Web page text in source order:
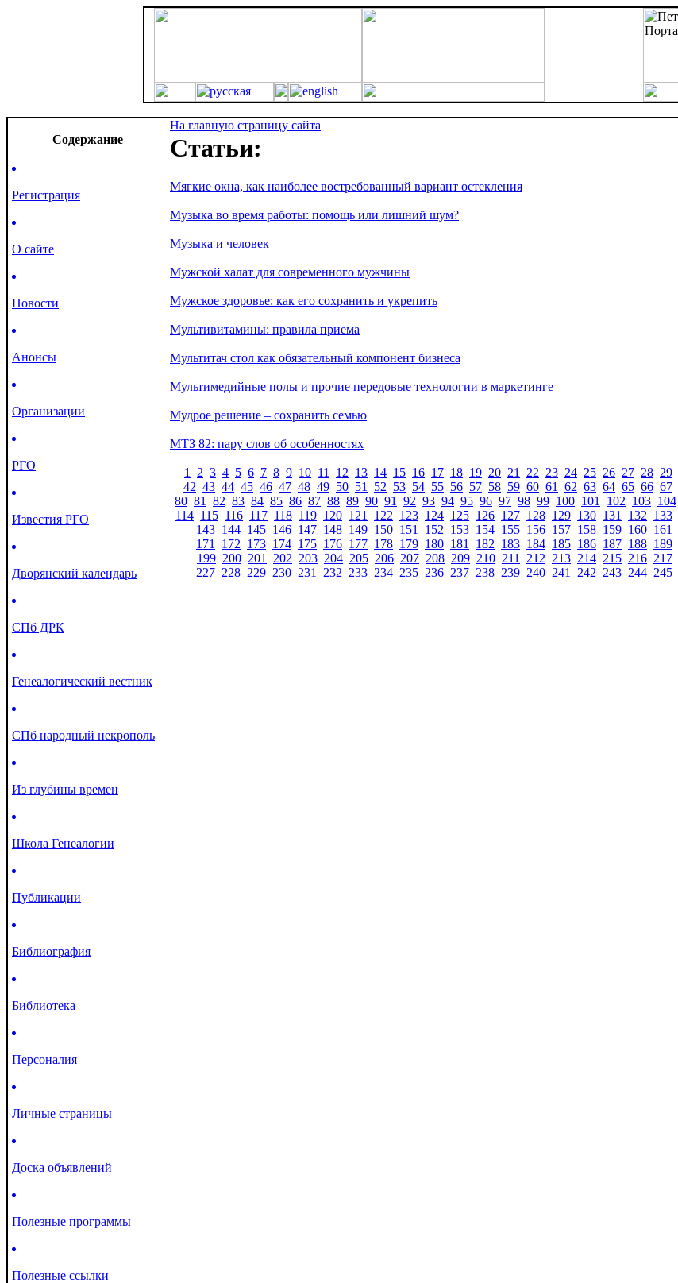
Cодержание
Регистрация
О сайте
Новости
Анонсы
Организации
РГО
Известия РГО
Дворянский календарь
СПб ДРК
Генеалогический вестник
СПб народный некрополь
Из глубины времен
Школа Генеалогии
Публикации
Библиография
Библиотека
Персоналия
Личные страницы
Доска объявлений
Полезные программы
Полезные ссылки
На главную страницу сайта
Статьи:
Мягкие окна, как наиболее востребованный вариант остекления
Музыка во время работы: помощь или лишний шум?
Музыка и человек
Мужской халат для современного мужчины
Мужское здоровье: как его сохранить и укрепить
Мультивитамины: правила приема
Мультитач стол как обязательный компонент бизнеса
Мультимедийные полы и прочие передовые технологии в маркетинге
Мудрое решение – сохранить семью
МТЗ 82: пару слов об особенностях
1 2 3 4 5 6 7 8 9 10 11 12 13 14 15 16 17 18 19 20 21 22 23 24 25 26 27 28 29
42 43 44 45 46 47 48 49 50 51 52 53 54 55 56 57 58 59 60 61 62 63 64 65 66 67
80 81 82 83 84 85 86 87 88 89 90 91 92 93 94 95 96 97 98 99 100 101 102 103 104
114 115 116 117 118 119 120 121 122 123 124 125 126 127 128 129 130 131 132 133
143 144 145 146 147 148 149 150 151 152 153 154 155 156 157 158 159 160 161
171 172 173 174 175 176 177 178 179 180 181 182 183 184 185 186 187 188 189
199 200 201 202 203 204 205 206 207 208 209 210 211 212 213 214 215 216 217
227 228 229 230 231 232 233 234 235 236 237 238 239 240 241 242 243 244 245